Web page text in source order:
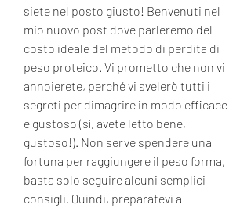
siete nel posto giusto! Benvenuti nel
mio nuovo post dove parleremo del
costo ideale del metodo di perdita di
peso proteico. Vi prometto che non vi
annoierete, perché vi svelerò tutti i
segreti per dimagrire in modo efficace
e gustoso (sì, avete letto bene,
gustoso!). Non serve spendere una
fortuna per raggiungere il peso forma,
basta solo seguire alcuni semplici
consigli. Quindi, preparatevi a